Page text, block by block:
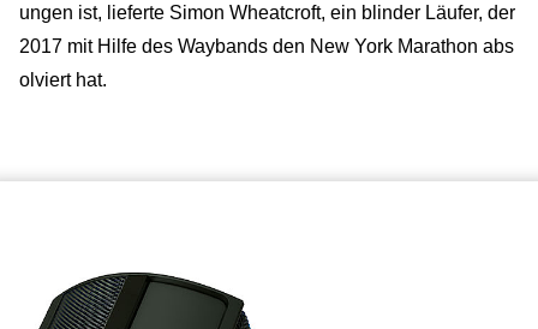
ungen ist, lieferte Simon Wheatcroft, ein blinder Läufer, der
2017 mit Hilfe des Waybands den New York Marathon abs
olviert hat.